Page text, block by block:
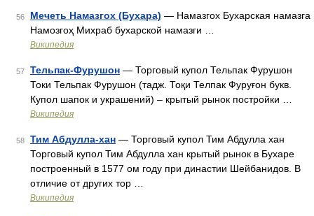
56 Мечеть Намазгох (Бухара) — Намазгох Бухарская намазга
Намозгоҳ Михраб бухарской намазги …
Википедия
57 Тельпак-Фурушон — Торговый купол Тельпак Фурушон
Токи Тельпак Фурушон (тадж. Тоқи Телпак Фуруғон букв.
Купол шапок и украшений) – крытый рынок постройки …
Википедия
58 Тим Абдулла-хан — Торговый купол Тим Абдулла хан
Торговый купол Тим Абдулла хан крытый рынок в Бухаре
построенный в 1577 ом году при династии Шейбанидов. В
отличие от других тор …
Википедия